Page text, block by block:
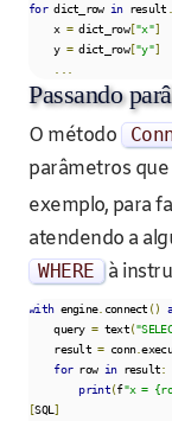
for dict_row in result
    x
= dict_row["x"]
    y
= dict_row["y"]
Passando
O método
parâmetros
exemplo, para
atendendo a
WHERE à
with engine. connect ()
    query
= text(
    result
= conn.
for row in result:
print(f"x =
[SQL ]